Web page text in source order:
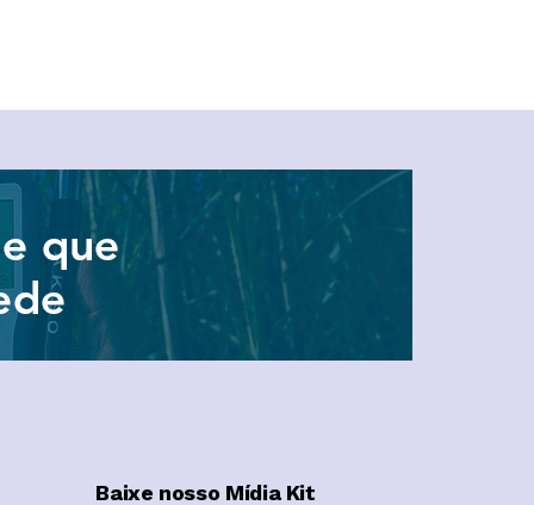
Baixe nosso Mídia Kit